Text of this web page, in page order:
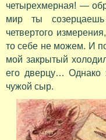
четырехмерная! —
мир ты
четвертого
то себе не можем. И
мой закрытый
его дверцу… Однако
чужой сыр.